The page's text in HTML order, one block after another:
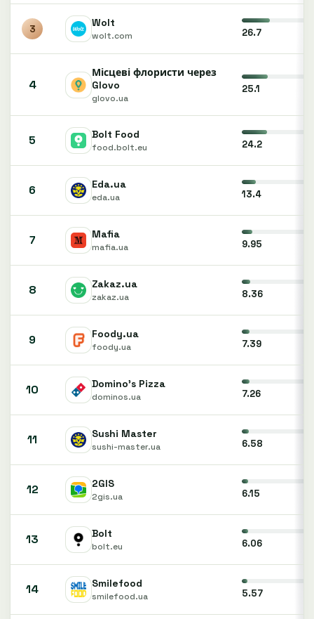
3 Wolt
wolt.com 26.7
4
Місцеві флористи через
Glovo
glovo.ua
25.1
5 Bolt Food
food.bolt.eu 24.2
6 Eda.ua
eda.ua 13.4
7 Mafia
mafia.ua 9.95
8 Zakaz.ua
zakaz.ua 8.36
9 Foody.ua
foody.ua 7.39
10 Domino's Pizza
dominos.ua 7.26
11 Sushi Master
sushi-master.ua 6.58
12 2GIS
2gis.ua 6.15
13 Bolt
bolt.eu 6.06
14 Smilefood
smilefood.ua 5.57